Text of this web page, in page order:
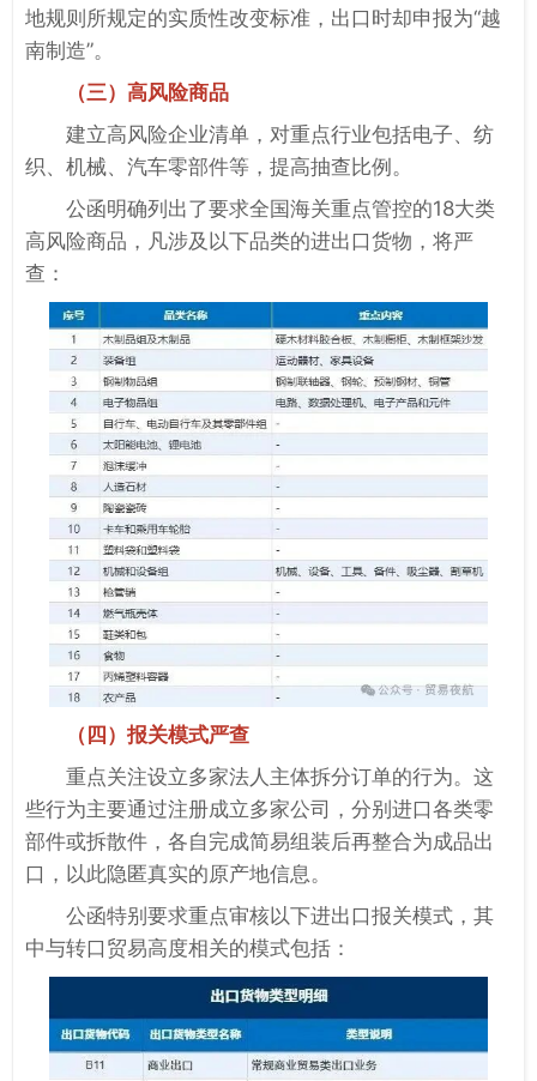
地规则所规定的实质性改变标准，出口时却申报为“越
南制造”。
（三）高风险商品
建立高风险企业清单，对重点行业包括电子、纺
织、机械、汽车零部件等，提高抽查比例。
公函明确列出了要求全国海关重点管控的18大类
高风险商品，凡涉及以下品类的进出口货物，将严
查：
（四）报关模式严查
重点关注设立多家法人主体拆分订单的行为。这
些行为主要通过注册成立多家公司，分别进口各类零
部件或拆散件，各自完成简易组装后再整合为成品出
口，以此隐匿真实的原产地信息。
公函特别要求重点审核以下进出口报关模式，其
中与转口贸易高度相关的模式包括：